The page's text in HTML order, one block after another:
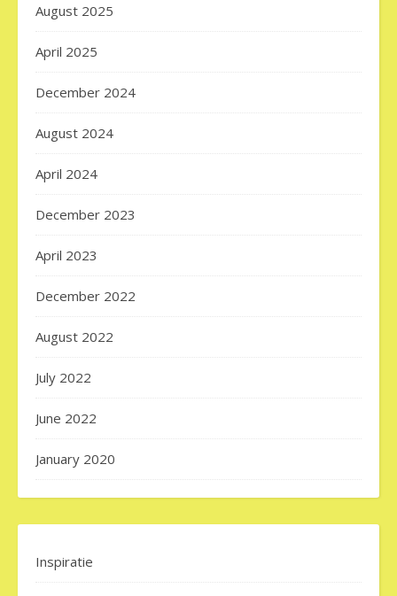
August 2025
April 2025
December 2024
August 2024
April 2024
December 2023
April 2023
December 2022
August 2022
July 2022
June 2022
January 2020
Inspiratie